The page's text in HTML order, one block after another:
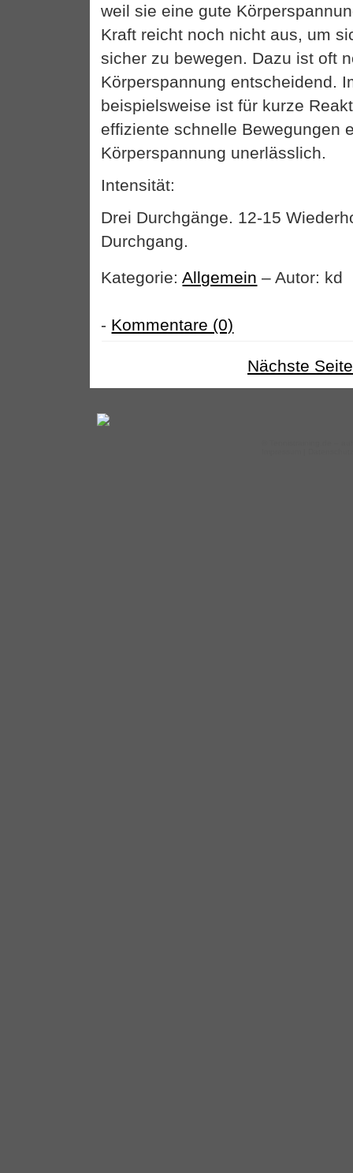
weil sie eine gute
Kraft reicht noch nicht aus, um
sicher zu bewegen. Dazu ist oft
Körperspannung entscheidend.
beispielsweise ist für kurze
effiziente schnelle Bewegungen
Körperspannung unerlässlich.
Intensität:
Drei Durchgänge. 12-15
Durchgang.
Kategorie:Allgemein – Autor: kd
- Kommentare (0)
Nächste